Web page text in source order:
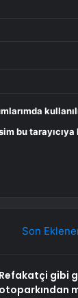
bu
Son
Refakatçi gibi
otoparkından